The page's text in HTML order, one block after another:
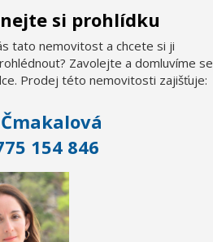
si prohlídku
tato nemovitost a chcete si ji
Zavolejte a domluvíme se
Prodej této nemovitosti zajišťuje:
154 846